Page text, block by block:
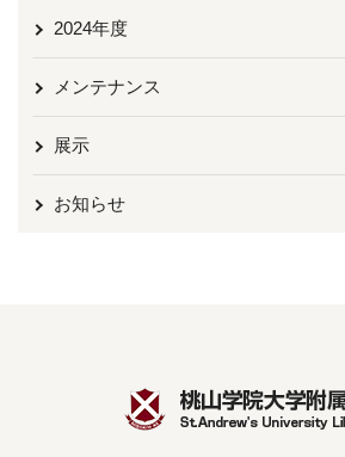
2024年度
メンテナンス
展示
お知らせ